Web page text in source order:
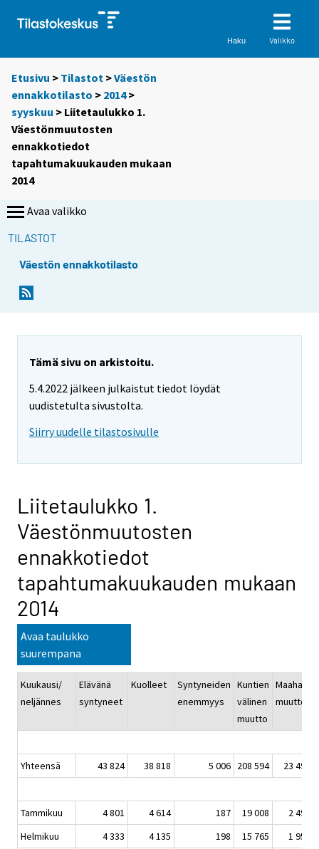
Haku Valikko
Etusivu > Tilastot >Väestön
ennakkotilasto > 2014>
syyskuu > Liitetaulukko 1.
Väestönmuutosten
ennakkotiedot
tapahtumakuukauden mukaan
2014
Avaa valikko
TILASTOT
Väestön ennakkotilasto
Tämä sivu on arkistoitu.
5.4.2022 jälkeen julkaistut tiedot löydät
uudistetulta sivustolta.
Siirry uudelle tilastosivulle
Liitetaulukko 1.
Väestönmuutosten
ennakkotiedot
tapahtumakuukauden mukaan
2014
Avaa taulukko
suurempana
Kuukausi/
neljännes
Elävänä
syntyneet
Kuolleet
Syntyneiden
enemmyys
Kuntien
välinen
muutto
Maahan-
muutto
Yhteensä 43 824 38 818 5 006 208 594 23 499
Tammikuu 4 801 4 614 187 19 008
2 498
Helmikuu
4 333 4 135 198 15 765
1 955